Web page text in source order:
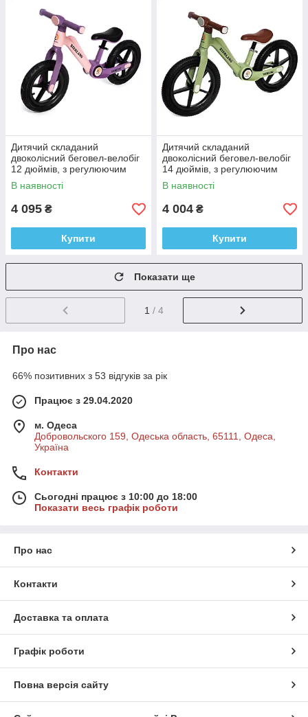
Дитячий складаний
двоколісний беговел-велобіг
12 дюймів, з регулюючим
сидінням 1288 від 2х років
В наявності
4 095 ₴
Купити
Дитячий складаний
двоколісний беговел-велобіг
14 дюймів, з регулюючим
сидінням 1288 від 3х років
В наявності
4 004 ₴
Купити
Показати ще
1 / 4
Про нас
66% позитивних з 53 відгуків за рік
Працює з 29.04.2020
м. Одеса
Добровольского 159, Одеська область, 65111, Одеса,
Україна
Контакти
Сьогодні працює з 10:00 до 18:00
Показати весь графік роботи
Про нас
Контакти
Доставка та оплата
Графік роботи
Повна версія сайту